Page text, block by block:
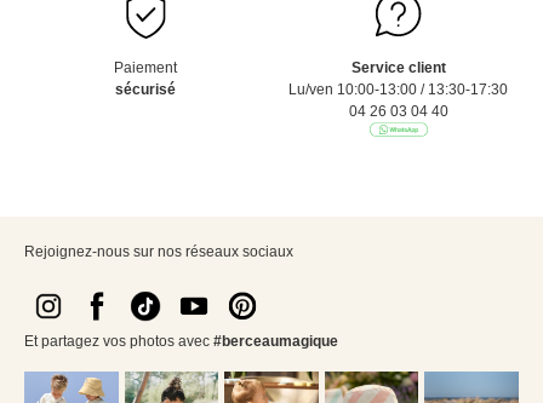
Paiement
sécurisé
Service client
Lu/ven 10:00-13:00 / 13:30-17:30
04 26 03 04 40
Rejoignez-nous sur nos réseaux sociaux
Et partagez vos photos avec #berceaumagique